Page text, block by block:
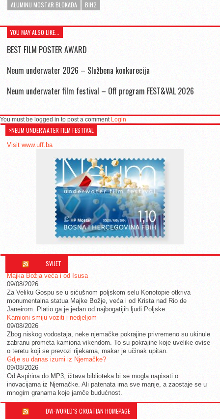
ALUMINIJ MOSTAR BLOKADA
BIH2
YOU MAY ALSO LIKE...
BEST FILM POSTER AWARD
Neum underwater 2026 – Službena konkurecija
Neum underwater film festival – Off program FEST&VAL 2026
You must be logged in to post a comment Login
>NEUM UNDERWATER FILM FESTIVAL
Visit www.uff.ba
SVIJET
Majka Božja veća i od Isusa
09/08/2026
Za Veliku Gospu se u sićušnom poljskom selu Konotopie otkriva
monumentalna statua Majke Božje, veća i od Krista nad Rio de
Janeirom. Platio ga je jedan od najbogatijih ljudi Poljske.
Kamioni smiju voziti i nedjeljom
09/08/2026
Zbog niskog vodostaja, neke njemačke pokrajine privremeno su ukinule
zabranu prometa kamiona vikendom. To su pokrajine koje uvelike ovise
o teretu koji se prevozi rijekama, makar je učinak upitan.
Gdje su danas izumi iz Njemačke?
09/08/2026
Od Aspirina do MP3, čitava biblioteka bi se mogla napisati o
inovacijama iz Njemačke. Ali patenata ima sve manje, a zaostaje se u
mnogim granama koje jamče budućnost.
DW-WORLD´S CROATIAN HOMEPAGE